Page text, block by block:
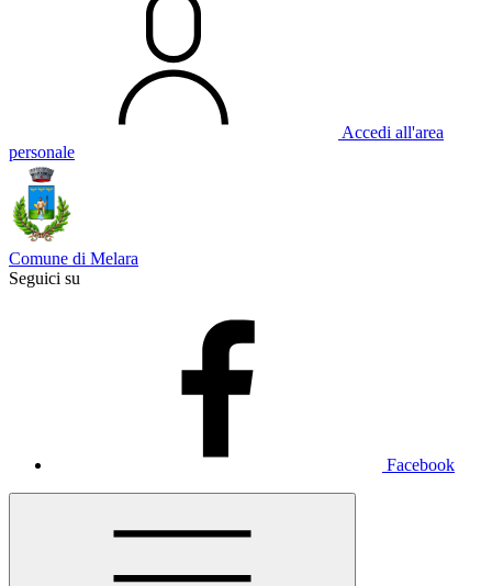
Accedi all'area
personale
Comune di Melara
Seguici su
Facebook